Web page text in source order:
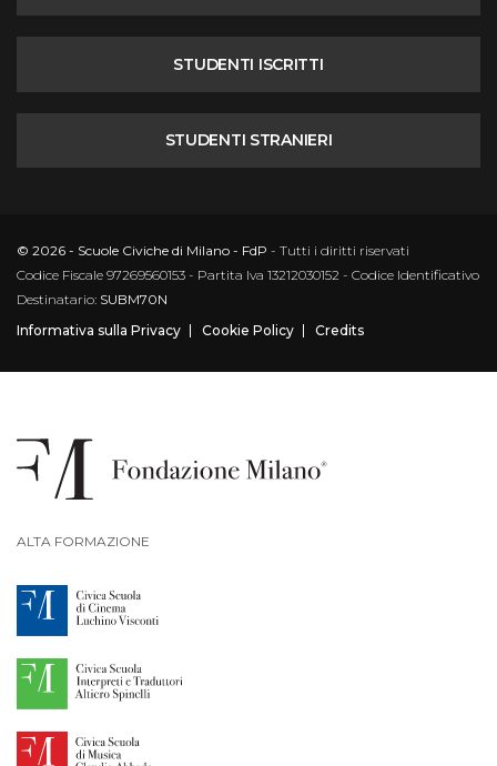
STUDENTI ISCRITTI
STUDENTI STRANIERI
© 2026 - Scuole Civiche di Milano - FdP - Tutti i diritti riservati
Codice Fiscale 97269560153 - Partita Iva 13212030152 - Codice Identificativo
Destinatario: SUBM70N
Informativa sulla Privacy
Cookie Policy Credits
ALTA FORMAZIONE